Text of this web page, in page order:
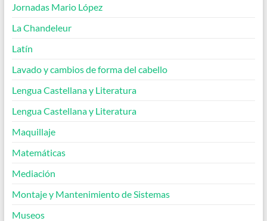
Jornadas Mario López
La Chandeleur
Latín
Lavado y cambios de forma del cabello
Lengua Castellana y Literatura
Lengua Castellana y Literatura
Maquillaje
Matemáticas
Mediación
Montaje y Mantenimiento de Sistemas
Museos